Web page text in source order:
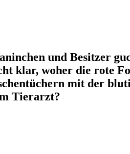
und Besitzer
klar, woher die rote
mit der
Tierarzt?